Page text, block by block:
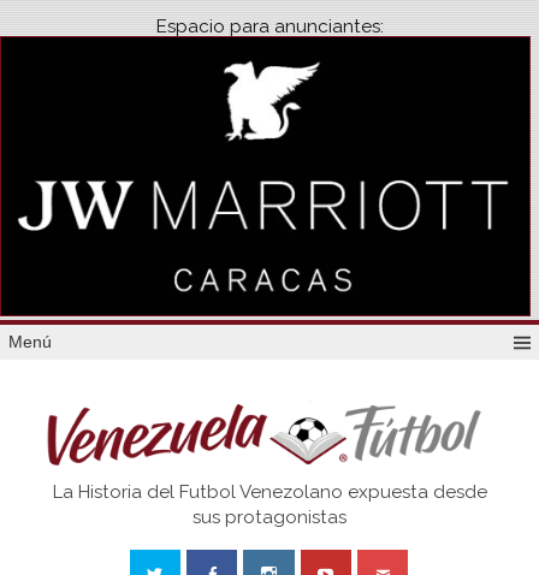
Espacio para anunciantes:
Menú
Venezuela
La Historia del Futbol Venezolano expuesta desde
sus protagonistas